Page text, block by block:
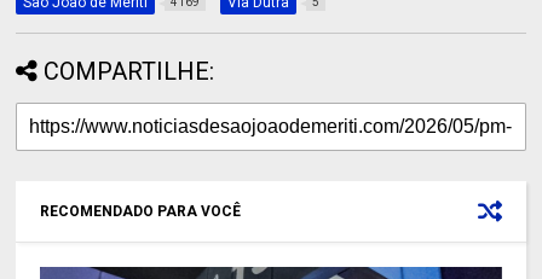
COMPARTILHE:
RECOMENDADO PARA VOCÊ